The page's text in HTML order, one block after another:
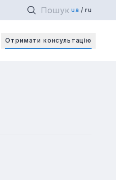
ua ru
Отримати консультацiю